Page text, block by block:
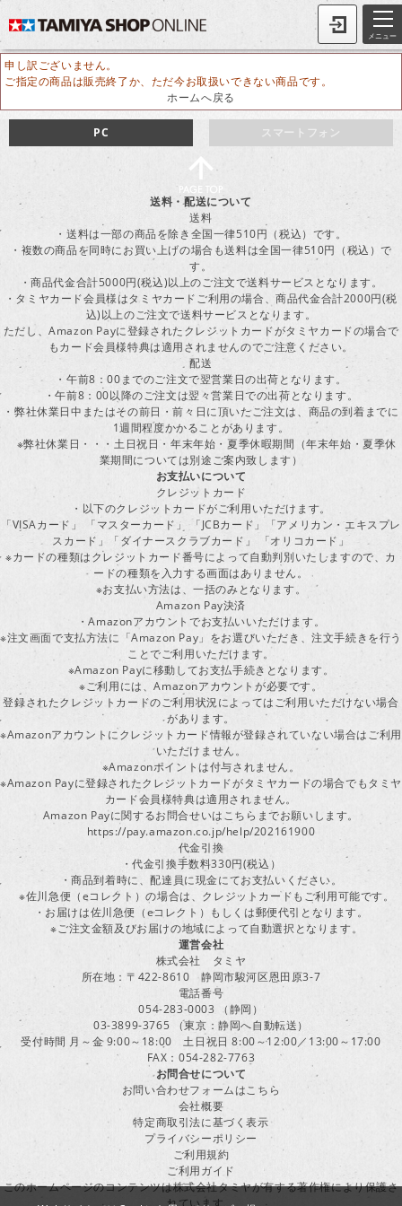
メニュー
申し訳ございません。
ご指定の商品は販売終了か、ただ今お取扱いできない商品です。
ホームへ戻る
スマートフォン
PC
送料・配送について
送料
・送料は一部の商品を除き全国一律510円（税込）です。
・複数の商品を同時にお買い上げの場合も送料は全国一律510円（税込）で
す。
・商品代金合計5000円(税込)以上のご注文で送料サービスとなります。
・タミヤカード会員様はタミヤカードご利用の場合、商品代金合計2000円(税
込)以上のご注文で送料サービスとなります。
ただし、Amazon Payに登録されたクレジットカードがタミヤカードの場合で
もカード会員様特典は適用されませんのでご注意ください。
配送
・午前8：00までのご注文で翌営業日の出荷となります。
・午前8：00以降のご注文は翌々営業日での出荷となります。
・弊社休業日中またはその前日・前々日に頂いたご注文は、商品の到着までに
1週間程度かかることがあります。
※弊社休業日・・・土日祝日・年末年始・夏季休暇期間（年末年始・夏季休
業期間については別途ご案内致します）
お支払いについて
クレジットカード
・以下のクレジットカードがご利用いただけます。
「VISAカード」 「マスターカード」 「JCBカード」「アメリカン・エキスプレ
スカード」「ダイナースクラブカード」 「オリコカード」
※カードの種類はクレジットカード番号によって自動判別いたしますので、カ
ードの種類を入力する画面はありません。
※お支払い方法は、一括のみとなります。
Amazon Pay決済
・Amazonアカウントでお支払いいただけます。
※注文画面で支払方法に「Amazon Pay」をお選びいただき、注文手続きを行う
ことでご利用いただけます。
※Amazon Payに移動してお支払手続きとなります。
※ご利用には、Amazonアカウントが必要です。
登録されたクレジットカードのご利用状況によってはご利用いただけない場合
があります。
※Amazonアカウントにクレジットカード情報が登録されていない場合はご利用
いただけません。
※Amazonポイントは付与されません。
※Amazon Payに登録されたクレジットカードがタミヤカードの場合でもタミヤ
カード会員様特典は適用されません。
Amazon Payに関するお問合せいはこちらまでお願いします。
https://pay.amazon.co.jp/help/202161900
代金引換
・代金引換手数料330円(税込）
・商品到着時に、配達員に現金にてお支払いください。
※佐川急便（eコレクト）の場合は、クレジットカードもご利用可能です。
・お届けは佐川急便（eコレクト）もしくは郵便代引となります。
※ご注文金額及びお届けの地域によって自動選択となります。
運営会社
株式会社 タミヤ
所在地：〒422-8610 静岡市駿河区恩田原3-7
電話番号
054-283-0003 （静岡）
03-3899-3765 （東京：静岡へ自動転送）
受付時間 月～金 9:00～18:00 土日祝日 8:00～12:00／13:00～17:00
FAX：054-282-7763
お問合せについて
お問い合わせフォームはこちら
会社概要
特定商取引法に基づく表示
プライバシーポリシー
ご利用規約
ご利用ガイド
このホームページのコンテンツは株式会社タミヤが有する著作権により保護さ
れています。